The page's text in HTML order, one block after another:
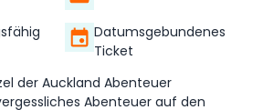
Datumsgebundenes
Ticket
der Auckland Abenteuer
Abenteuer auf den